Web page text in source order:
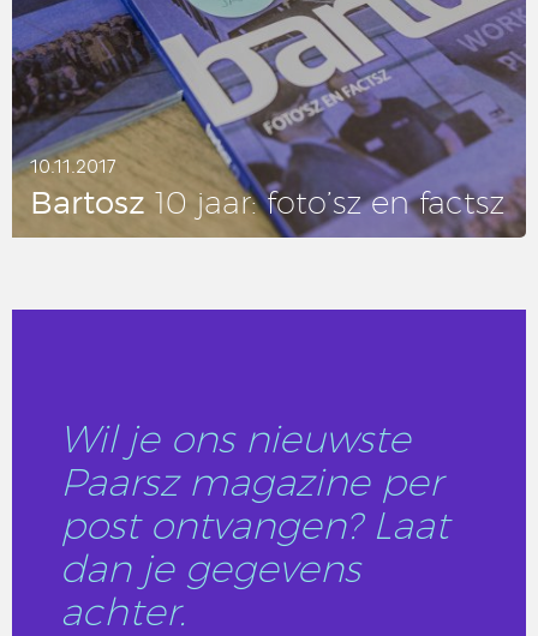
10.11.2017
Bartosz 10 jaar: foto’sz en factsz
Wil je ons nieuwste
Paarsz magazine per
post ontvangen? Laat
dan je gegevens
achter.